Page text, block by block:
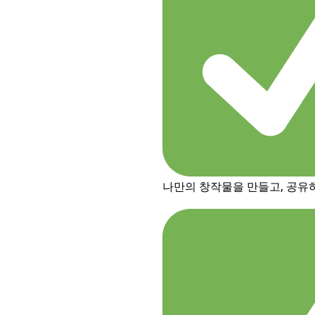
나만의 창작물을 만들고, 공유